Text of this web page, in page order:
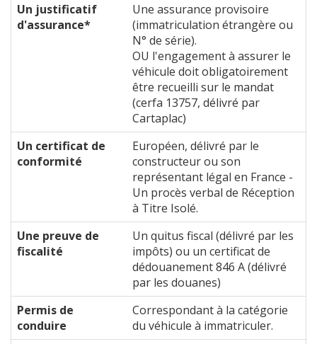
Un justificatif
d'assurance*
Une assurance provisoire
(immatriculation étrangère ou
N° de série).
OU l'engagement à assurer le
véhicule doit obligatoirement
être recueilli sur le mandat
(cerfa 13757, délivré par
Cartaplac)
Un certificat de
conformité
Européen, délivré par le
constructeur ou son
représentant légal en France -
Un procès verbal de Réception
à Titre Isolé.
Une preuve de
fiscalité
Un quitus fiscal (délivré par les
impôts) ou un certificat de
dédouanement 846 A (délivré
par les douanes)
Permis de
conduire
Correspondant à la catégorie
du véhicule à immatriculer.